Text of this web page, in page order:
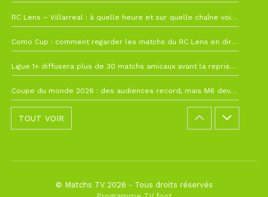
RC Lens – Villarreal : à quelle heure et sur quelle chaîne voir la finale de la Como Cup ?
Como Cup : comment regarder les matchs du RC Lens en direct ?
Ligue 1+ diffusera plus de 30 matchs amicaux avant la reprise de la Ligue 1
Coupe du monde 2026 : des audiences record, mais M6 devrait perdre très gros !
TOUT VOIR
© Matchs TV 2026 - Tous droits réservés